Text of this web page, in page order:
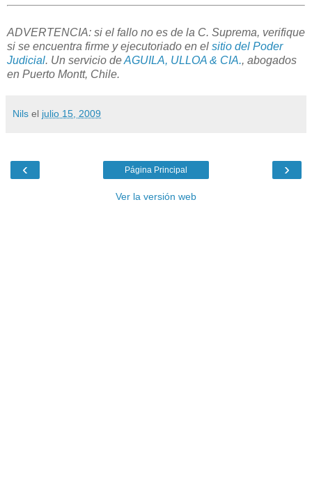
ADVERTENCIA: si el fallo no es de la C. Suprema, verifique
si se encuentra firme y ejecutoriado en el sitio del Poder
Judicial. Un servicio deAGUILA, ULLOA & CIA., abogados
en Puerto Montt, Chile.
Nils el julio 15, 2009
‹ ›
Página Principal
Ver la versión web